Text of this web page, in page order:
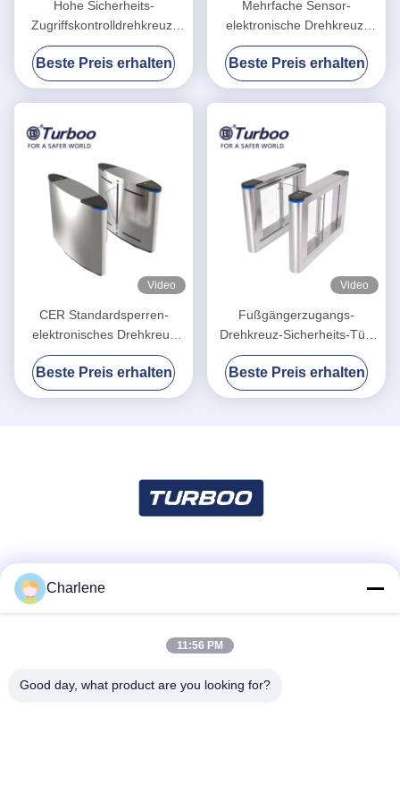
Hohe Sicherheits-
Zugriffskontrolldrehkreuz-
Tor/Klappen-Sperren-
Drehkreuz für Park
Beste Preis erhalten
Mehrfache Sensor-
elektronische Drehkreuz-
Tore für Überholspur-
Sicherheits-Metro-Station
Beste Preis erhalten
Video
CER Standardsperren-
elektronisches Drehkreuz
versieht Tür-Steuer-
Software-System mit einem
Gatter
Beste Preis erhalten
Video
Fußgängerzugangs-
Drehkreuz-Sicherheits-Tür-
Systeme für Bürogebäude
Beste Preis erhalten
Schnelle Kontaktaufnahme
Tel.
Charlene
11:56 PM
Good day, what product are you looking for?